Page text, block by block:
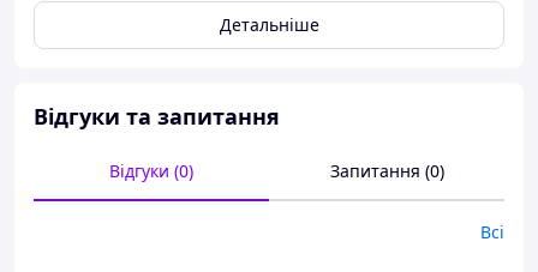
результат.
Переваги продукту:
вапнякові відкладення
Підходить для кухні, ванної кімнати, підлоги,
Гелева формула зручна у використанні та
економна
Детальніше
Відгуки та запитання
Відгуки (0) Запитання (0)
Всі